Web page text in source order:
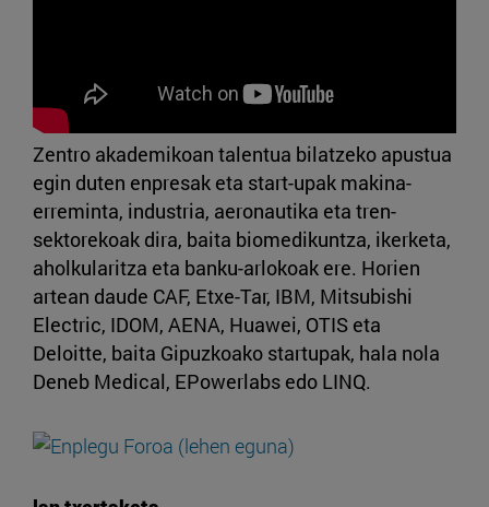
Zentro akademikoan talentua bilatzeko apustua
egin duten enpresak eta start-upak makina-
erreminta, industria, aeronautika eta tren-
sektorekoak dira, baita biomedikuntza, ikerketa,
aholkularitza eta banku-arlokoak ere. Horien
artean daude CAF, Etxe-Tar, IBM, Mitsubishi
Electric, IDOM, AENA, Huawei, OTIS eta
Deloitte, baita Gipuzkoako startupak, hala nola
Deneb Medical, EPowerlabs edo LINQ.